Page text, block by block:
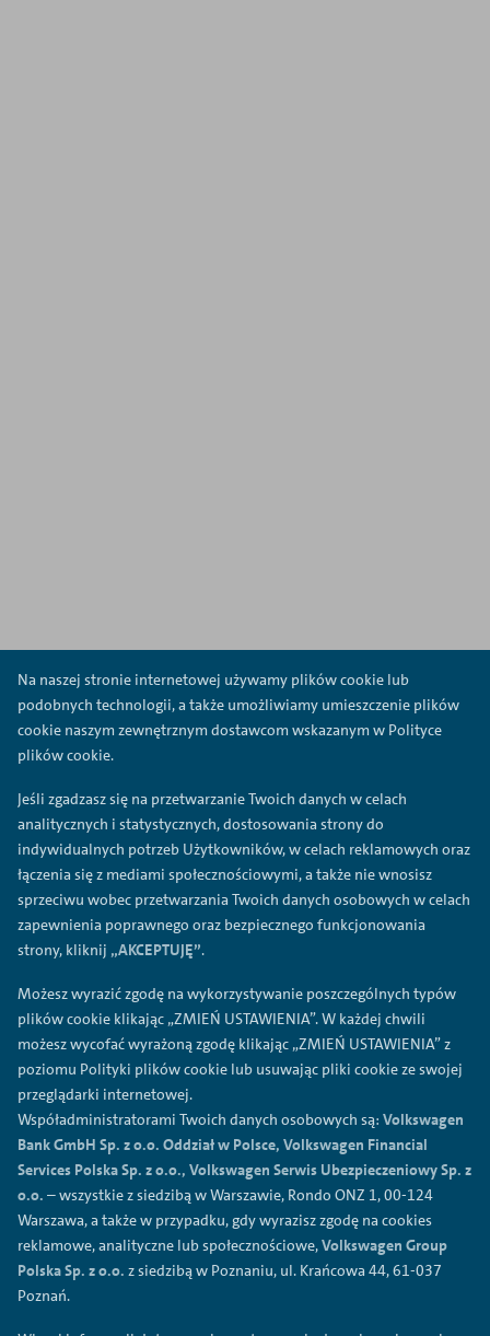
Na naszej stronie internetowej używamy plików cookie lub
podobnych technologii, a także umożliwiamy umieszczenie plików
cookie naszym zewnętrznym dostawcom wskazanym w Polityce
plików cookie.
Jeśli zgadzasz się na przetwarzanie Twoich danych w celach
analitycznych i statystycznych, dostosowania strony do
indywidualnych potrzeb Użytkowników, w celach reklamowych oraz
łączenia się z mediami społecznościowymi, a także nie wnosisz
sprzeciwu wobec przetwarzania Twoich danych osobowych w celach
zapewnienia poprawnego oraz bezpiecznego funkcjonowania
strony, kliknij „AKCEPTUJĘ”.
Możesz wyrazić zgodę na wykorzystywanie poszczególnych typów
plików cookie klikając „ZMIEŃ USTAWIENIA”. W każdej chwili
możesz wycofać wyrażoną zgodę klikając „ZMIEŃ USTAWIENIA” z
poziomu Polityki plików cookie lub usuwając pliki cookie ze swojej
przeglądarki internetowej.
Współadministratorami Twoich danych osobowych są: Volkswagen
Bank GmbH Sp. z o.o. Oddział w Polsce, Volkswagen Financial
Services Polska Sp. z o.o., Volkswagen Serwis Ubezpieczeniowy Sp. z
o.o. – wszystkie z siedzibą w Warszawie, Rondo ONZ 1, 00-124
Warszawa, a także w przypadku, gdy wyrazisz zgodę na cookies
reklamowe, analityczne lub społecznościowe,Volkswagen Group
Polska Sp. z o.o. z siedzibą w Poznaniu, ul. Krańcowa 44, 61-037
Poznań.